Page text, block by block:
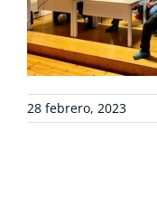
NOTICIAS
CONTACTO
28 febrero, 2023